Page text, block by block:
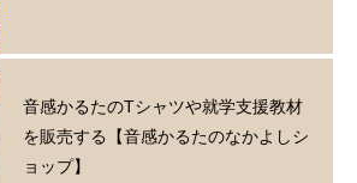
音感かるたのTシャツや就学支援教材
を販売する【音感かるたのなかよしシ
ョップ】